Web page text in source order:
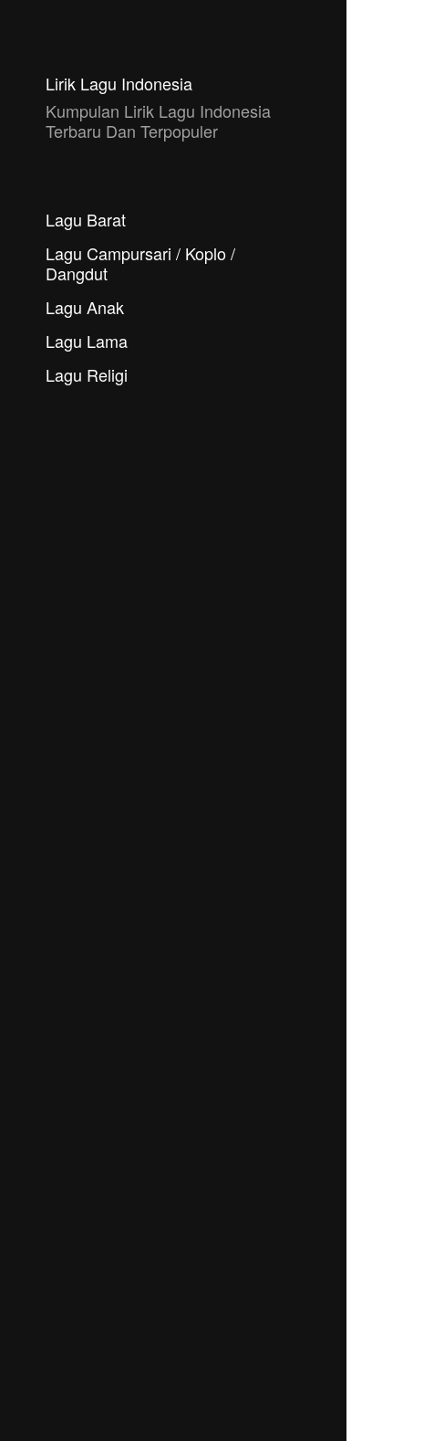
Lirik Lagu Indonesia
Kumpulan Lirik Lagu Indonesia
Terbaru Dan Terpopuler
Lagu Barat
Lagu Campursari / Koplo /
Dangdut
Lagu Anak
Lagu Lama
Lagu Religi